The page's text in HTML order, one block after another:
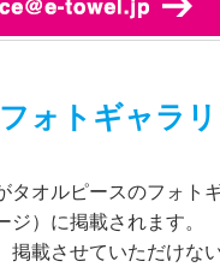
ォトギャラ
タオルピースのフォト
）に掲載されます。
掲載させていただけな